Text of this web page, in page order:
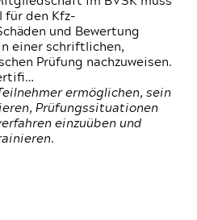
für den Kfz-
und Bewertung
einer schriftlichen,
Prüfung nachzuweisen.
ermöglichen, sein
Prüfungssituationen
einzuüben und